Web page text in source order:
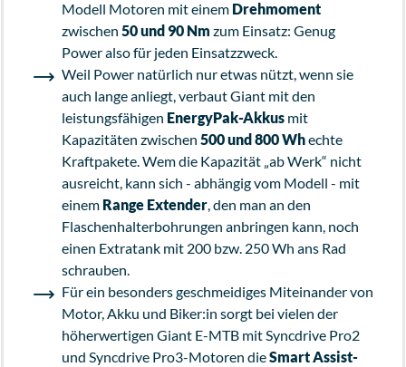
Modell Motoren mit einem Drehmoment
zwischen 50 und 90 Nm zum Einsatz: Genug
Power also für jeden Einsatzzweck.
Weil Power natürlich nur etwas nützt, wenn sie
auch lange anliegt, verbaut Giant mit den
leistungsfähigen EnergyPak-Akkus mit
Kapazitäten zwischen 500 und 800 Whechte
Kraftpakete. Wem die Kapazität „ab Werk“ nicht
ausreicht, kann sich - abhängig vom Modell - mit
einem Range Extender, den man an den
Flaschenhalterbohrungen anbringen kann, noch
einen Extratank mit 200 bzw. 250 Wh ans Rad
schrauben.
Für ein besonders geschmeidiges Miteinander von
Motor, Akku und Biker:in sorgt bei vielen der
höherwertigen Giant E-MTB mit Syncdrive Pro2
und Syncdrive Pro3-Motoren dieSmart Assist-